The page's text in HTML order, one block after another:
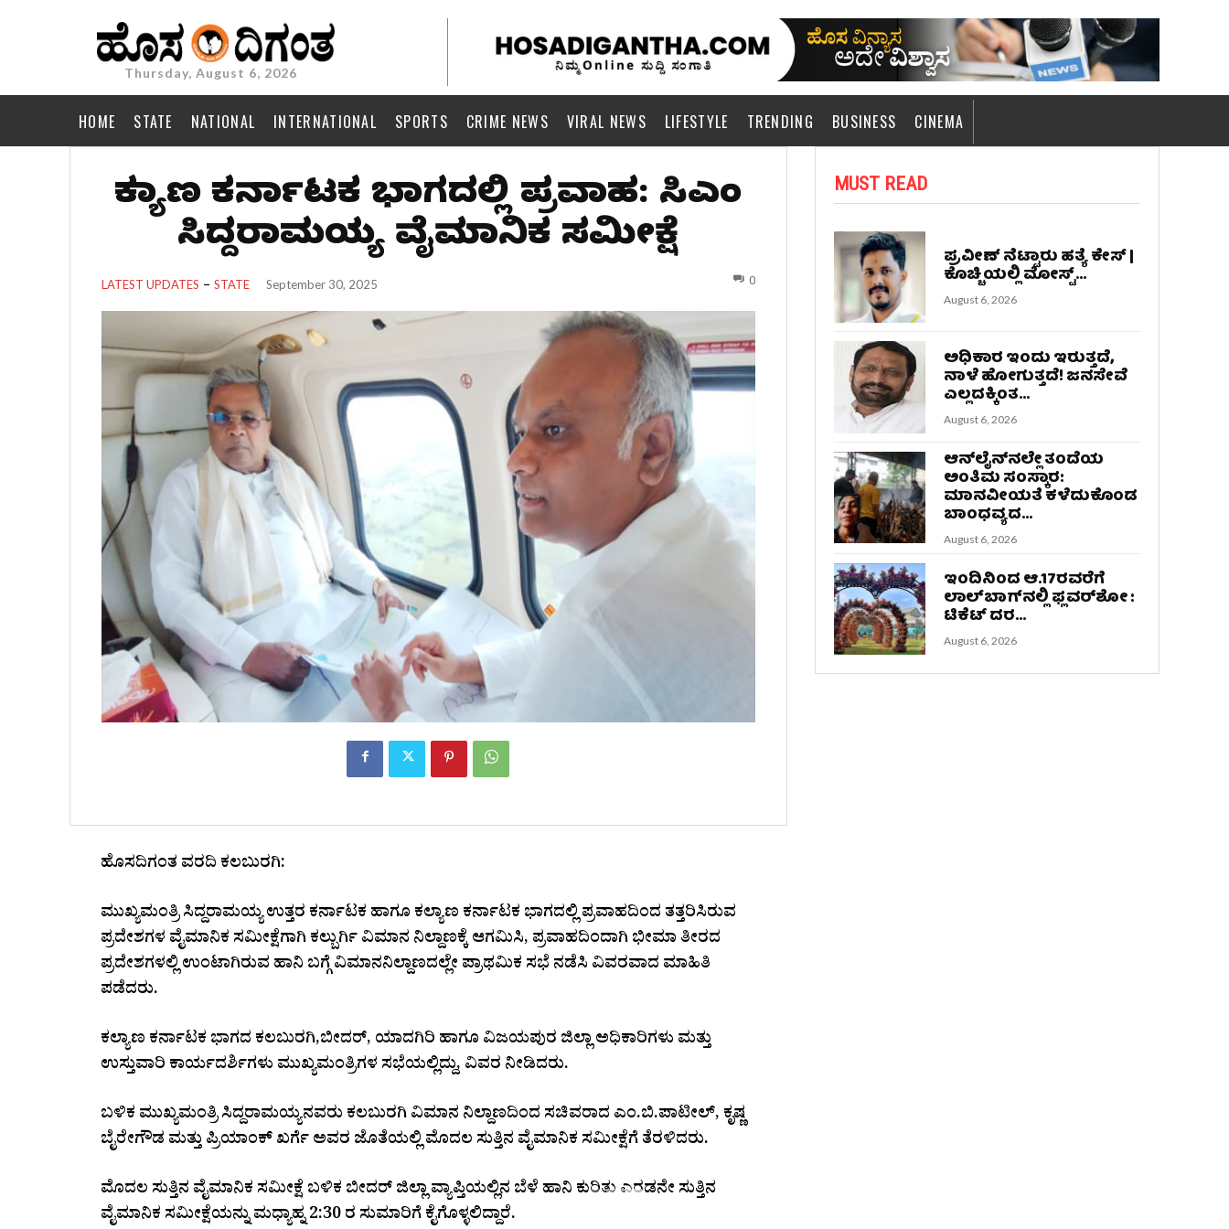
Thursday, August 6, 2026
HOME STATE NATIONAL INTERNATIONAL SPORTS CRIME NEWS VIRAL NEWS LIFESTYLE TRENDING BUSINESS CINEMA
ಕಲ್ಯಾಣ ಕರ್ನಾಟಕ ಭಾಗದಲ್ಲಿ ಪ್ರವಾಹ: ಸಿಎಂ
ಸಿದ್ದರಾಮಯ್ಯ ವೈಮಾನಿಕ ಸಮೀಕ್ಷೆ
LATEST UPDATES STATE September 30, 2025 0
ಹೊಸದಿಗಂತ ವರದಿ ಕಲಬುರಗಿ:
ಮುಖ್ಯಮಂತ್ರಿ ಸಿದ್ದರಾಮಯ್ಯ ಉತ್ತರ ಕರ್ನಾಟಕ ಹಾಗೂ ಕಲ್ಯಾಣ ಕರ್ನಾಟಕ ಭಾಗದಲ್ಲಿ ಪ್ರವಾಹದಿಂದ ತತ್ತರಿಸಿರುವ
ಪ್ರದೇಶಗಳ ವೈಮಾನಿಕ ಸಮೀಕ್ಷೆಗಾಗಿ ಕಲ್ಬುರ್ಗಿ ವಿಮಾನ‌ ನಿಲ್ದಾಣಕ್ಕೆ ಆಗಮಿಸಿ, ಪ್ರವಾಹದಿಂದಾಗಿ ಭೀಮಾ ತೀರದ
ಪ್ರದೇಶಗಳಲ್ಲಿ ಉಂಟಾಗಿರುವ ಹಾನಿ ಬಗ್ಗೆ ವಿಮಾನ‌ನಿಲ್ದಾಣದಲ್ಲೇ ಪ್ರಾಥಮಿಕ ಸಭೆ ನಡೆಸಿ ವಿವರವಾದ ಮಾಹಿತಿ
ಪಡೆದರು.
ಕಲ್ಯಾಣ ಕರ್ನಾಟಕ ಭಾಗದ ಕಲಬುರಗಿ,ಬೀದರ್, ಯಾದಗಿರಿ ಹಾಗೂ ವಿಜಯಪುರ ಜಿಲ್ಲಾ ಅಧಿಕಾರಿಗಳು ಮತ್ತು
ಉಸ್ತುವಾರಿ ಕಾರ್ಯದರ್ಶಿಗಳು ಮುಖ್ಯಮಂತ್ರಿಗಳ ಸಭೆಯಲ್ಲಿದ್ದು, ವಿವರ ನೀಡಿದರು.
ಬಳಿಕ ಮುಖ್ಯಮಂತ್ರಿ ಸಿದ್ದರಾಮಯ್ಯನವರು ಕಲಬುರಗಿ ವಿಮಾನ ನಿಲ್ದಾಣದಿಂದ ಸಚಿವರಾದ ಎಂ.ಬಿ‌.ಪಾಟೀಲ್, ಕೃಷ್ಣ
ಬೈರೇಗೌಡ ಮತ್ತು ಪ್ರಿಯಾಂಕ್ ಖರ್ಗೆ ಅವರ ಜೊತೆಯಲ್ಲಿ ಮೊದಲ ಸುತ್ತಿನ‌ ವೈಮಾನಿಕ ಸಮೀಕ್ಷೆಗೆ ತೆರಳಿದರು.
ಮೊದಲ ಸುತ್ತಿನ ವೈಮಾನಿಕ ಸಮೀಕ್ಷೆ ಬಳಿಕ ಬೀದರ್ ಜಿಲ್ಲಾ ವ್ಯಾಪ್ತಿಯಲ್ಲಿನ ಬೆಳೆ ಹಾನಿ ಕುರಿತು ಎರಡನೇ ಸುತ್ತಿನ
ವೈಮಾನಿಕ ಸಮೀಕ್ಷೆಯನ್ನು ಮಧ್ಯಾಹ್ನ 2:30 ರ ಸುಮಾರಿಗೆ ಕೈಗೊಳ್ಳಲಿದ್ದಾರೆ.
MUST READ
ಪ್ರವೀಣ್ ನೆಟ್ಟಾರು ಹತ್ಯೆ ಕೇಸ್ |
ಕೊಚ್ಚಿಯಲ್ಲಿ ಮೋಸ್ಟ್‌...
August 6, 2026
ಅಧಿಕಾರ ಇಂದು ಇರುತ್ತದೆ,
ನಾಳೆ ಹೋಗುತ್ತದೆ! ಜನಸೇವೆ
ಎಲ್ಲದಕ್ಕಿಂತ...
August 6, 2026
ಆನ್‌ಲೈನ್‌ನಲ್ಲೇ ತಂದೆಯ
ಅಂತಿಮ ಸಂಸ್ಕಾರ:
ಮಾನವೀಯತೆ ಕಳೆದುಕೊಂಡ
ಬಾಂಧವ್ಯದ...
August 6, 2026
ಇಂದಿನಿಂದ ಆ.17ರವರೆಗೆ
ಲಾಲ್‌ಬಾಗ್‌ನಲ್ಲಿ ಫ್ಲವರ್‌ಶೋ :
ಟಿಕೆಟ್‌ ದರ...
August 6, 2026